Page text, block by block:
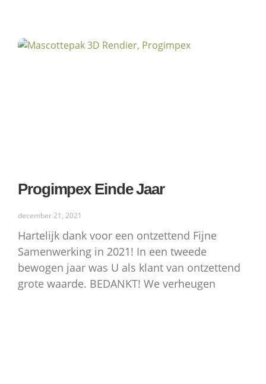
Progimpex Einde Jaar
december 21, 2021
Hartelijk dank voor een ontzettend Fijne
Samenwerking in 2021! In een tweede
bewogen jaar was U als klant van ontzettend
grote waarde. BEDANKT! We verheugen